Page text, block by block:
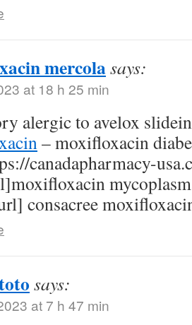
mercolasays:
at 18 h 25 min
alergic to avelox
– moxifloxacin
canadapharmacy-
consacree
says:
at 7 h 47 min